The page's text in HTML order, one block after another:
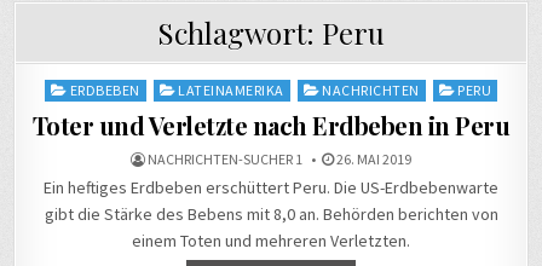
Schlagwort: Peru
Posted
in
ERDBEBEN LATEINAMERIKA NACHRICHTEN PERU
Toter und Verletzte nach Erdbeben in Peru
NACHRICHTEN-SUCHER 1 26. MAI 2019
Ein heftiges Erdbeben erschüttert Peru. Die US-Erdbebenwarte
gibt die Stärke des Bebens mit 8,0 an. Behörden berichten von
einem Toten und mehreren Verletzten.